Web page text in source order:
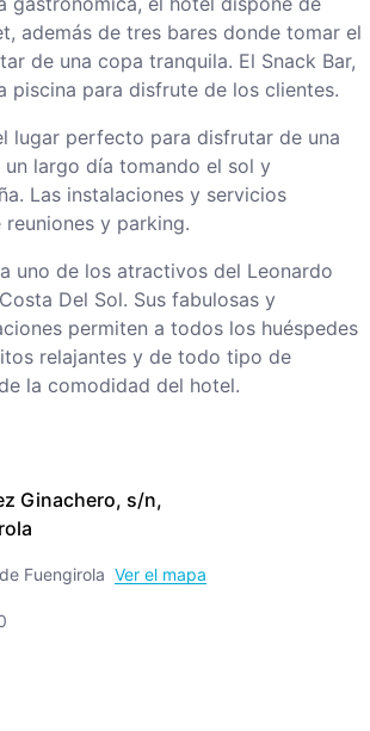
Ginachero, s/n,
Fuengirola Ver el mapa
además de tres bares donde tomar el
de una copa tranquila. El Snack Bar,
piscina para disfrute de los clientes.
lugar perfecto para disfrutar de una
un largo día tomando el sol y
Las instalaciones y servicios
y parking.
uno de los atractivos del Leonardo
Del Sol. Sus fabulosas y
permiten a todos los huéspedes
relajantes y de todo tipo de
la comodidad del hotel.